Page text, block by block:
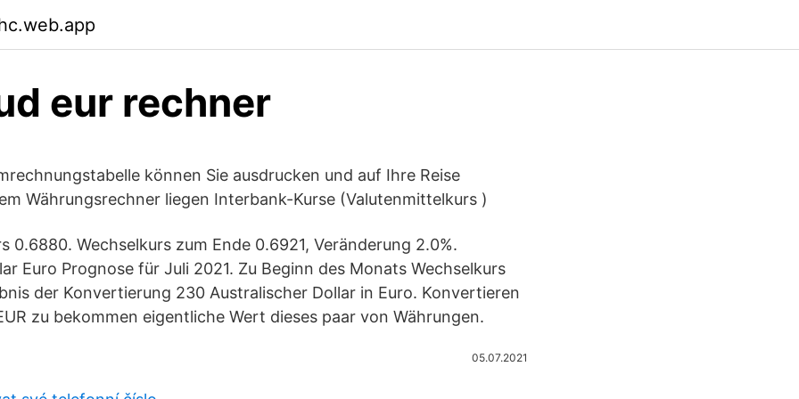
eur rechner
können Sie ausdrucken und auf Ihre Reise
Währungsrechner liegen Interbank-Kurse (Valutenmittelkurs )
0.6880. Wechselkurs zum Ende 0.6921, Veränderung 2.0%.
Euro Prognose für Juli 2021. Zu Beginn des Monats Wechselkurs
der Konvertierung 230 Australischer Dollar in Euro. Konvertieren
zu bekommen eigentliche Wert dieses paar von Währungen.
05.07.2021